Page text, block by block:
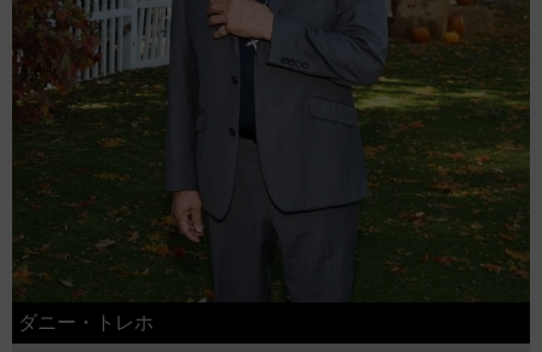
ダニー・トレホ